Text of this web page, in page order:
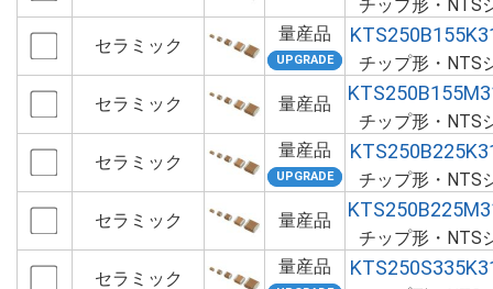
チップ形・NTS
セラミック
量産品
チップ形・NTS
セラミック
量産品
チップ形・NTS
セラミック
量産品
チップ形・NTS
セラミック
量産品
チップ形・NTS
セラミック
量産品